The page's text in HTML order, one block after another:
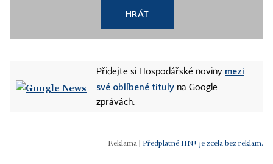
HRÁT
Přidejte si Hospodářské noviny mezi
své oblíbené tituly na Google
zprávách.
Předplatné HN+ je zcela bez reklam.